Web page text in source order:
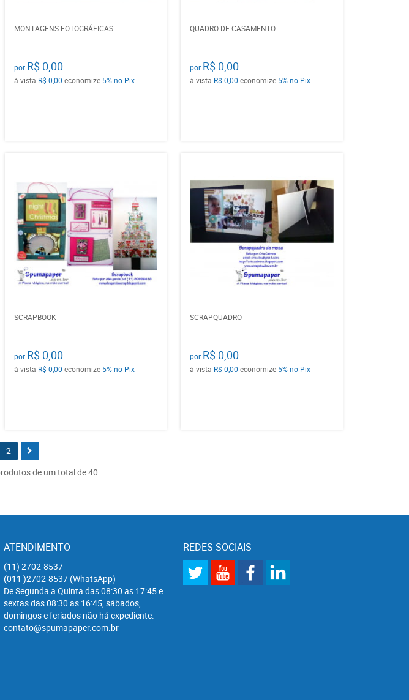
MONTAGENS FOTOGRÁFICAS
por R$ 0,00
à vista R$ 0,00 economize 5% no Pix
QUADRO DE CASAMENTO
por R$ 0,00
à vista R$ 0,00 economize 5%no Pix
SCRAPBOOK
por R$ 0,00
à vista R$ 0,00 economize 5% no Pix
SCRAPQUADRO
por R$ 0,00
à vista R$ 0,00 economize 5%no Pix
2
de um total de 40.
ATENDIMENTO
(11) 2702-8537
(011 )2702-8537 (WhatsApp)
De Segunda a Quinta das 08:30 as 17:45 e
sextas das 08:30 as 16:45, sábados,
domingos e feriados não há expediente.
contato@spumapaper.com.br
REDES SOCIAIS